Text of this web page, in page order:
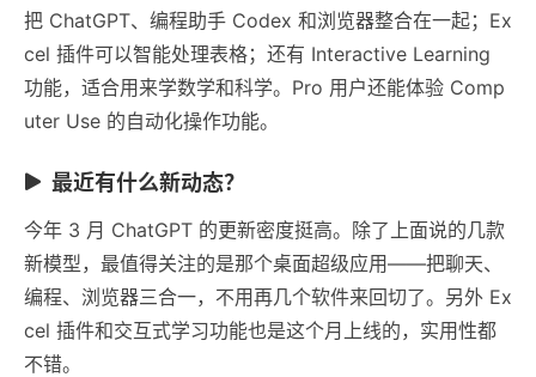
把 ChatGPT、编程助手 Codex 和浏览器整合在一起；Ex
cel 插件可以智能处理表格；还有 Interactive Learning
功能，适合用来学数学和科学。Pro 用户还能体验 Comp
uter Use 的自动化操作功能。
最近有什么新动态？
今年 3 月 ChatGPT 的更新密度挺高。除了上面说的几款
新模型，最值得关注的是那个桌面超级应用——把聊天、
编程、浏览器三合一，不用再几个软件来回切了。另外 Ex
cel 插件和交互式学习功能也是这个月上线的，实用性都
不错。